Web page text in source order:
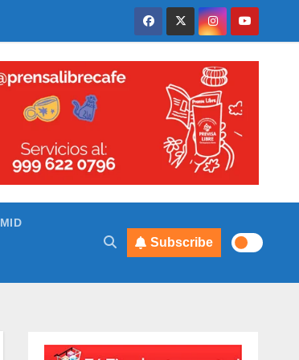
Subscribe